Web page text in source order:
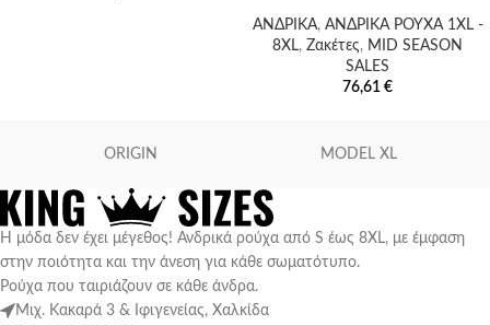
ΑΝΔΡΙΚΑ, ΑΝΔΡΙΚΑ ΡΟΥΧΑ 1XL -
8XL, Ζακέτες, MID SEASON
SALES
76,61 €
ORIGIN MODEL XL
Η μόδα δεν έχει μέγεθος! Ανδρικά ρούχα από S έως 8XL, με έμφαση
στην ποιότητα και την άνεση για κάθε σωματότυπο.
Ρούχα που ταιριάζουν σε κάθε άνδρα.
Μιχ. Κακαρά 3 & Ιφιγενείας, Χαλκίδα